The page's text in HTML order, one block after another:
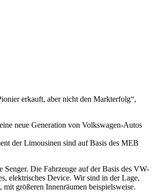
erkauft, aber nicht den Markterfolg“,
neue Generation von Volkswagen-Autos
der Limousinen sind auf Basis des MEB
Die Fahrzeuge auf der Basis des VW-
elektrisches Device. Wir sind in der Lage,
größeren Innenräumen beispielsweise.